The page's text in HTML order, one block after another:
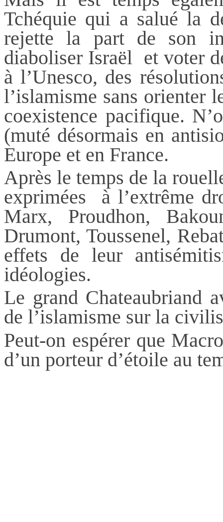
Tchéquie qui a salué la
rejette la part de son
diaboliser Israël et voter
à l’Unesco, des
l’islamisme sans orienter
coexistence pacifique.
(muté désormais en
Europe et en France.
Après le temps de la
exprimées à l’extrême
Marx, Proudhon,
Drumont,Toussenel,
effets de leur
idéologies.
Le grand Chateaubriand
de l’islamisme sur la
Peut-on espérer que
d’un porteur d’étoile au